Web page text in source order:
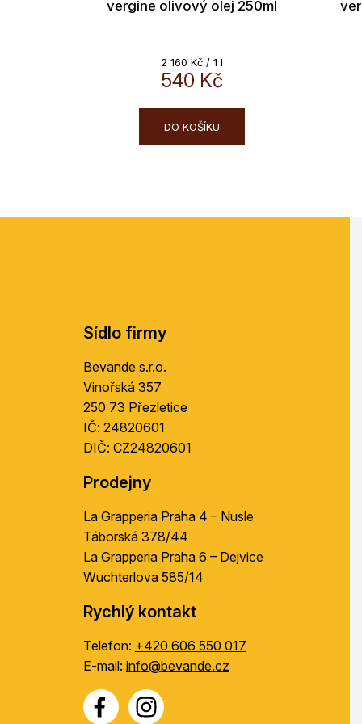
vergine olivový olej 250ml
540 Kč
Měrná
cena:
2 160 Kč / 1 l
DO KOŠÍKU
Sídlo firmy
Bevande s.r.o.
Vinořská 357
250 73 Přezletice
IČ: 24820601
DIČ: CZ24820601
Prodejny
La Grapperia Praha 4 – Nusle
Táborská 378/44
La Grapperia Praha 6 – Dejvice
Wuchterlova 585/14
Rychlý kontakt
Telefon: +420 606 550 017
E-mail: info@bevande.cz